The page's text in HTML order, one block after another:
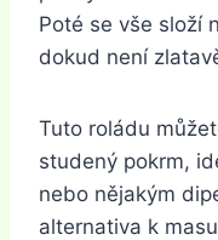
Poté se vše složí
dokud není
Tuto roládu
studený pokrm,
nebo nějakým
alternativa k